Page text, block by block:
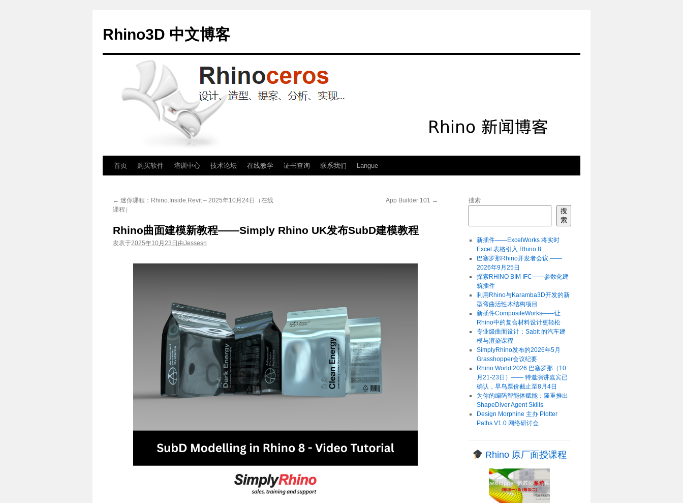
Rhino3D 中文博客
首页 购买软件 培训中心 技术论坛 在线教学 证书查询 联系我们 Langue
← 迷你课程：Rhino.Inside.Revit – 2025年10月24日（在线
课程）
App Builder 101 →
Rhino曲面建模新教程——Simply Rhino UK发布SubD建模教程
发表于2025年10月23日 由Jessesn
搜索
搜
索
新插件——ExcelWorks 将实时
Excel 表格引入 Rhino 8
巴塞罗那Rhino开发者会议 ——
2026年9月25日
探索RHINO BIM IFC——参数化建
筑插件
利用Rhino与Karamba3D开发的新
型弯曲活性木结构项目
新插件CompositeWorks——让
Rhino中的复合材料设计更轻松
专业级曲面设计：Sabit 的汽车建
模与渲染课程
SimplyRhino发布的2026年5月
Grasshopper会议纪要
Rhino World 2026 巴塞罗那（10
月21-23日）—— 特邀演讲嘉宾已
确认，早鸟票价截止至8月4日
为你的编码智能体赋能：隆重推出
ShapeDiver Agent Skills
Design Morphine 主办 Plotter
Paths V1.0 网络研讨会
Rhino 原厂面授课程